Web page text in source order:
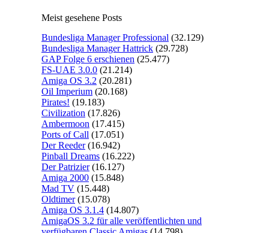
Meist gesehene Posts
Bundesliga Manager Professional (32.129)
Bundesliga Manager Hattrick (29.728)
GAP Folge 6 erschienen (25.477)
FS-UAE 3.0.0 (21.214)
Amiga OS 3.2 (20.281)
Oil Imperium (20.168)
Pirates! (19.183)
Civilization (17.826)
Ambermoon (17.415)
Ports of Call (17.051)
Der Reeder (16.942)
Pinball Dreams (16.222)
Der Patrizier (16.127)
Amiga 2000 (15.848)
Mad TV (15.448)
Oldtimer (15.078)
Amiga OS 3.1.4 (14.807)
AmigaOS 3.2 für alle veröffentlichten und